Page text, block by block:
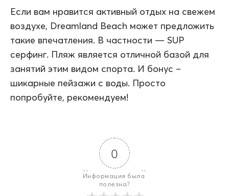
Если вам нравится активный отдых на свежем
воздухе, Dreamland Beach может предложить
такие впечатления. В частности — SUP
серфинг. Пляж является отличной базой для
занятий этим видом спорта. И бонус –
шикарные пейзажи с воды. Просто
попробуйте, рекомендуем!
0
Информация была
полезна?